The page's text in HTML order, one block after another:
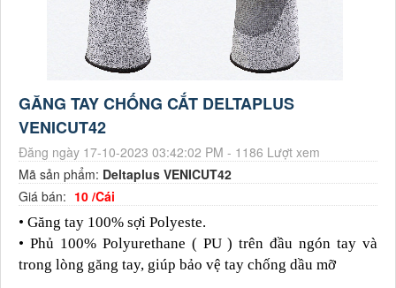
GĂNG TAY CHỐNG CẮT DELTAPLUS
VENICUT42
Đăng ngày 17-10-2023 03:42:02 PM - 1186 Lượt xem
Mã sản phẩm: Deltaplus VENICUT42
Giá bán: 10 /Cái
• Găng tay 100% sợi Polyeste.
• Phủ 100% Polyurethane ( PU ) trên đầu ngón tay và
trong lòng găng tay, giúp bảo vệ tay chống dầu mỡ